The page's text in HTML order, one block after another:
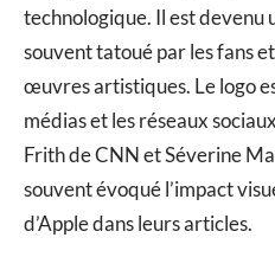
technologique. Il est devenu
souvent tatoué par les fans
œuvres artistiques. Le logo
médias et les réseaux
Frith de CNN et Séverine
souvent évoqué l’impact
d’Apple dans leurs articles.